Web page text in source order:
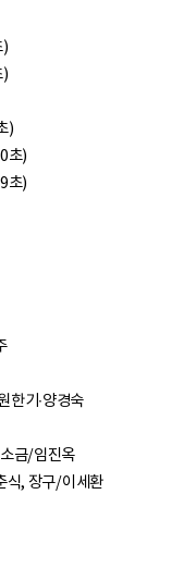
)
초)
초)
한기∙양경숙
소금/임진옥
식, 장구/이세환